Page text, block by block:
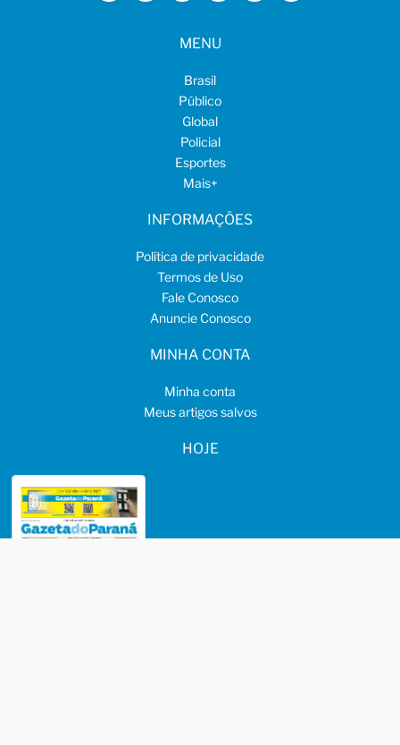
MENU
Brasil
Público
Global
Policial
Esportes
Mais+
INFORMAÇÕES
Política de privacidade
Termos de Uso
Fale Conosco
Anuncie Conosco
MINHA CONTA
Minha conta
Meus artigos salvos
HOJE